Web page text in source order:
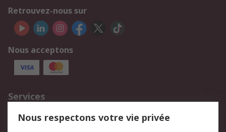
Retrouvez-nous sur
Nous acceptons
Services
750.000 produits
2.500 marques
Nous respectons votre vie privée